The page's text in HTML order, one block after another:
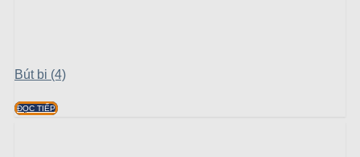
Bút bi (4)
ĐỌC TIẾP